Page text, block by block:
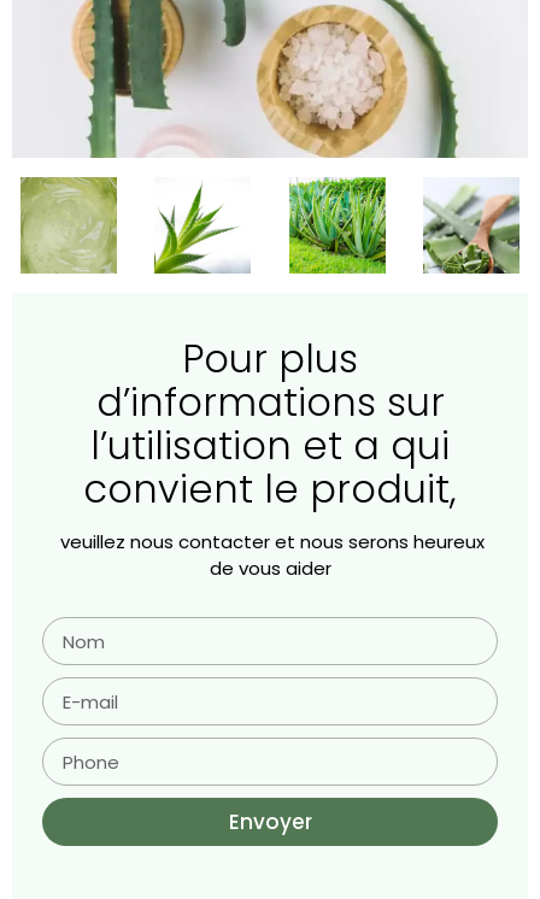
Pour plus
d’informations sur
l’utilisation et a qui
convient le produit,
veuillez nous contacter et nous serons heureux
de vous aider
Envoyer